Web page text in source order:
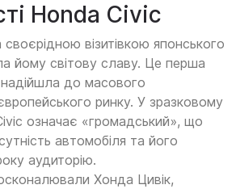
Honda Civic
візитівкою японського
йому світову славу. Це перша
до масового
ринку. У зразковому
означає «громадський», що
автомобіля та його
аудиторію.
Хонда Цивік,